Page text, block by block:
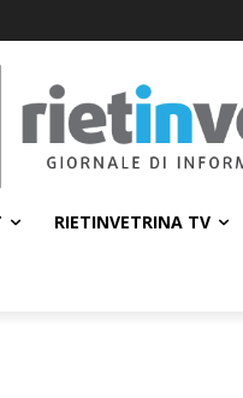
RIETINVETRINA TV